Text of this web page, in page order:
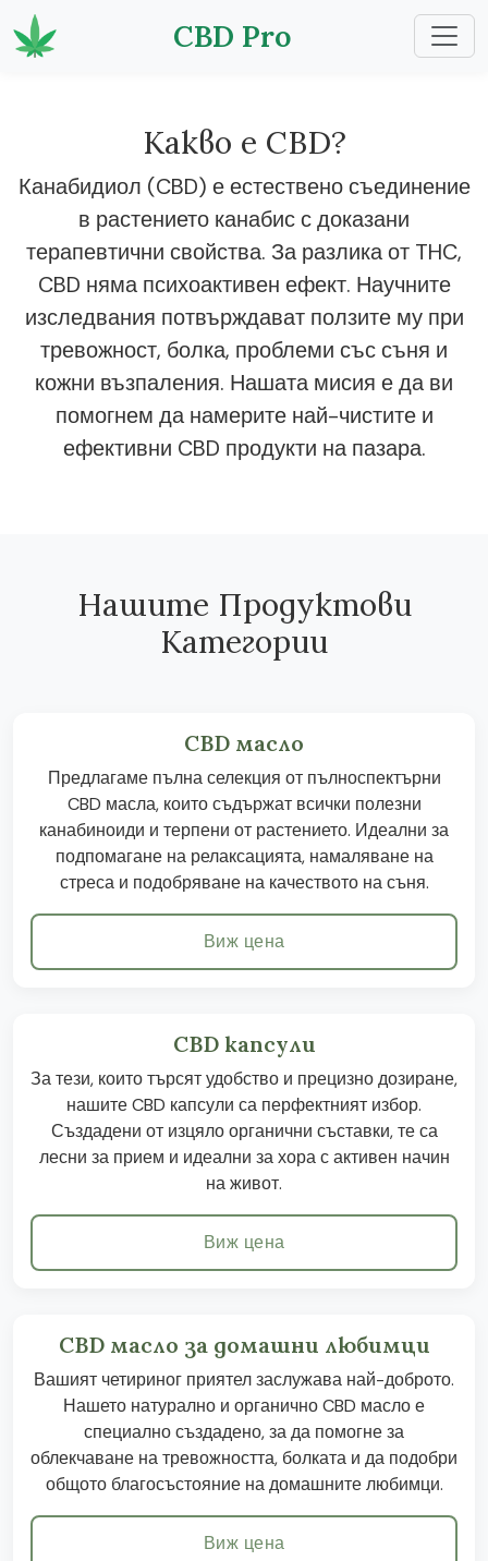
CBD Pro
Какво е CBD?
Канабидиол (CBD) е естествено съединение
в растението канабис с доказани
терапевтични свойства. За разлика от THC,
CBD няма психоактивен ефект. Научните
изследвания потвърждават ползите му при
тревожност, болка, проблеми със съня и
кожни възпаления. Нашата мисия е да ви
помогнем да намерите най-чистите и
ефективни CBD продукти на пазара.
Нашите Продуктови
Категории
CBD масло
Предлагаме пълна селекция от пълноспектърни
CBD масла, които съдържат всички полезни
канабиноиди и терпени от растението. Идеални за
подпомагане на релаксацията, намаляване на
стреса и подобряване на качеството на съня.
Виж цена
CBD капсули
За тези, които търсят удобство и прецизно дозиране,
нашите CBD капсули са перфектният избор.
Създадени от изцяло органични съставки, те са
лесни за прием и идеални за хора с активен начин
на живот.
Виж цена
CBD масло за домашни любимци
Вашият четириног приятел заслужава най-доброто.
Нашето натурално и органично CBD масло е
специално създадено, за да помогне за
облекчаване на тревожността, болката и да подобри
общото благосъстояние на домашните любимци.
Виж цена